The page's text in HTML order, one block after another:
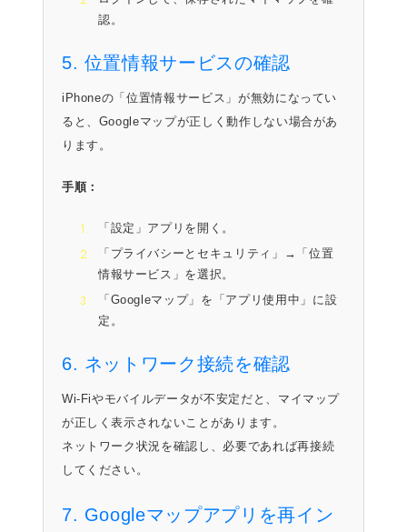
認。
5. 位置情報サービスの確認
iPhoneの「位置情報サービス」が無効になってい
ると、Googleマップが正しく動作しない場合があ
ります。
手順：
「設定」アプリを開く。
「プライバシーとセキュリティ」→「位置
情報サービス」を選択。
「Googleマップ」を「アプリ使用中」に設
定。
6. ネットワーク接続を確認
Wi-Fiやモバイルデータが不安定だと、マイマップ
が正しく表示されないことがあります。
ネットワーク状況を確認し、必要であれば再接続
してください。
7. Googleマップアプリを再イン